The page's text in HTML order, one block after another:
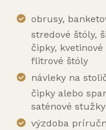
obrusy,
stredové štóly,
čipky,
flitrové štóly
návleky na
čipky alebo
saténové stužky
výzdoba